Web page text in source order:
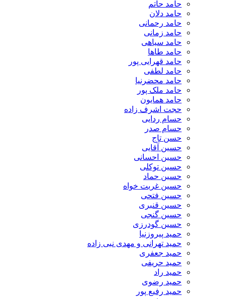
حامد حاتم
حامد دلان
حامد رحمانی
حامد زمانی
حامد سیاهی
حامد طاها
حامد قهرایی پور
حامد لطفی
حامد محضرنیا
حامد ملک پور
حامد همایون
حجت اشرف زاده
حسام ردایی
حسام صدر
حسن تاج
حسین آقایی
حسین احسانی
حسین توکلی
حسین حماد
حسین غربت خواه
حسین فتحی
حسین قنبری
حسین گنجی
حسین گودرزی
حمید پیروزنیا
حمید تهرانی و مهدی نبی زاده
حمید جعفری
حمید حریفی
حمید راد
حمید رضوی
حمید رفیع پور